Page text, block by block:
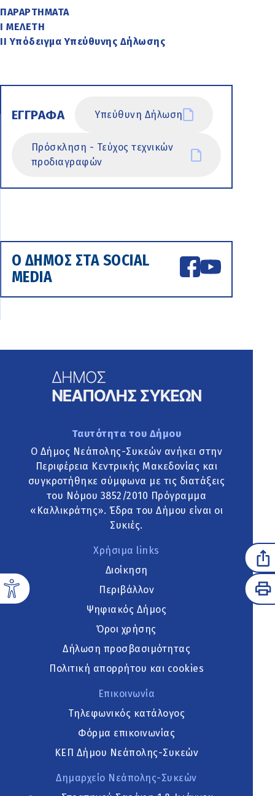
ΠΑΡΑΡΤΗΜΑΤΑ
Ι ΜΕΛΕΤΗ
ΙΙ Υπόδειγμα Υπεύθυνης Δήλωσης
ΕΓΓΡΑΦΑ Υπεύθυνη Δήλωση
Πρόσκληση - Τεύχος τεχνικών
προδιαγραφών
Ο ΔΗΜΟΣ ΣΤΑ SOCIAL
MEDIA
Ταυτότητα του Δήμου
Ο Δήμος Νεάπολης-Συκεών ανήκει στην
Περιφέρεια Κεντρικής Μακεδονίας και
συγκροτήθηκε σύμφωνα με τις διατάξεις
του Νόμου 3852/2010 Πρόγραμμα
«Καλλικράτης». Έδρα του Δήμου είναι οι
Συκιές.
Χρήσιμα links
Διοίκηση
Περιβάλλον
Ψηφιακός Δήμος
Όροι χρήσης
Δήλωση προσβασιμότητας
Πολιτική απορρήτου και cookies
Επικοινωνία
Τηλεφωνικός κατάλογος
Φόρμα επικοινωνίας
ΚΕΠ Δήμου Νεάπολης-Συκεών
Δημαρχείο Νεάπολης-Συκεών